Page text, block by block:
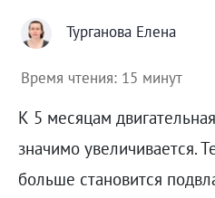
Турганова Елена
Время чтения: 15 минут
К 5 месяцам
значимо увеличивается.
больше становится